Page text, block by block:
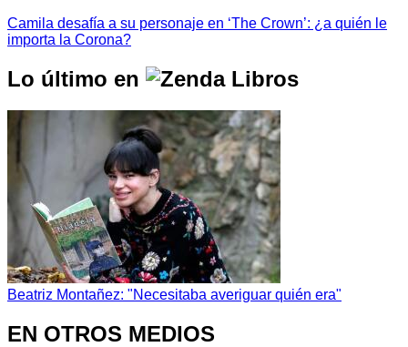
Camila desafía a su personaje en ‘The Crown’: ¿a quién le
importa la Corona?
Lo último en
Beatriz Montañez: "Necesitaba averiguar quién era"
EN OTROS MEDIOS